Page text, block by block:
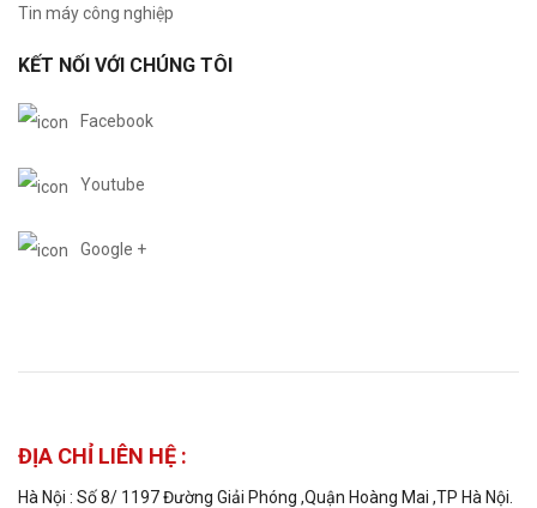
Tin máy công nghiệp
KẾT NỐI VỚI CHÚNG TÔI
Facebook
Youtube
Google +
ĐỊA CHỈ LIÊN HỆ :
Hà Nội : Số 8/ 1197 Đường Giải Phóng ,Quận Hoàng Mai ,TP Hà Nội.